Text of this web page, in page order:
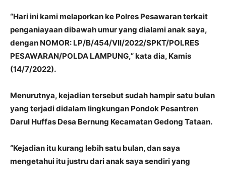
“Hari ini kami melaporkan ke Polres Pesawaran terkait
penganiayaan dibawah umur yang dialami anak saya,
dengan NOMOR: LP/B/454/VII/2022/SPKT/POLRES
PESAWARAN/POLDA LAMPUNG,” kata dia, Kamis
(14/7/2022).
Menurutnya, kejadian tersebut sudah hampir satu bulan
yang terjadi didalam lingkungan Pondok Pesantren
Darul Huffas Desa Bernung Kecamatan Gedong Tataan.
“Kejadian itu kurang lebih satu bulan, dan saya
mengetahui itu justru dari anak saya sendiri yang